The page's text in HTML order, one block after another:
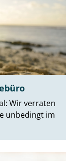
Wir verraten
unbedingt im